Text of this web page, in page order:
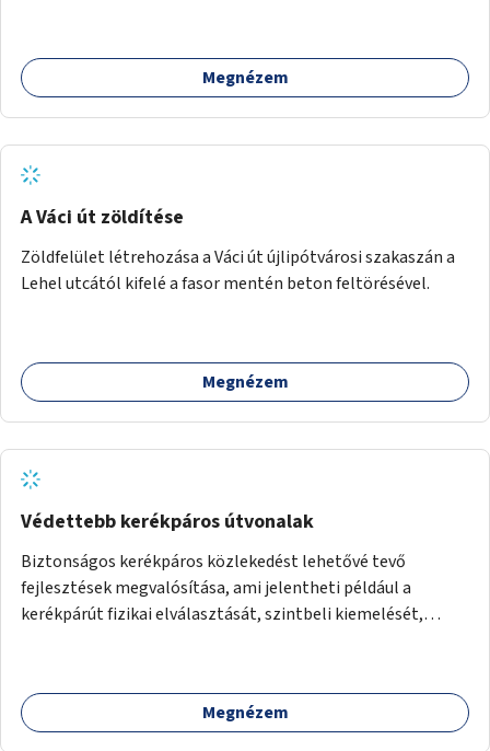
Megnézem
A Váci út zöldítése
Zöldfelület létrehozása a Váci út újlipótvárosi szakaszán a
Lehel utcától kifelé a fasor mentén beton feltörésével.
Megnézem
Védettebb kerékpáros útvonalak
Biztonságos kerékpáros közlekedést lehetővé tevő
fejlesztések megvalósítása, ami jelentheti például a
kerékpárút fizikai elválasztását, szintbeli kiemelését,
vagy akár egyes egyirányú utcák megnyitását
szembeforgalmú kerékpározásra.
Megnézem